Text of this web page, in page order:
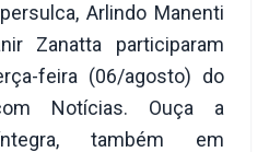
Arlindo Manenti
Zanatta participaram
feira (06/agosto) do
Notícias. Ouça a
também em